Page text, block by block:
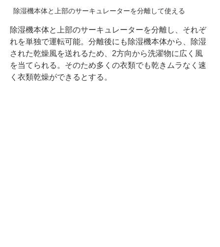
除湿機本体と上部のサーキュレーターを分離して使える
除湿機本体と上部のサーキュレーターを分離し、それぞ
れを単独で運転可能。分離後にも除湿機本体から、除湿
された乾燥風を送れるため、2方向から洗濯物に広く風
を当てられる。そのため多くの衣類でも乾きムラなく速
く衣類乾燥ができるとする。